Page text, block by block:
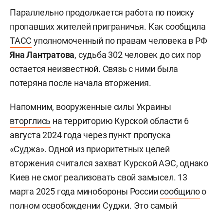
Параллельно продолжается работа по поиску
пропавших жителей приграничья. Как сообщила
ТАСС уполномоченный по правам человека в РФ
Яна Лантратова, судьба 302 человек до сих пор
остается неизвестной. Связь с ними была
потеряна после начала вторжения.
Напомним, вооруженные силы Украины
вторглись на территорию Курской области 6
августа 2024 года через пункт пропуска
«Суджа». Одной из приоритетных целей
вторжения считался захват Курской АЭС, однако
Киев не смог реализовать свой замысел. 13
марта 2025 года минобороны Россиисообщилоо
полном освобождении Суджи. Это самый